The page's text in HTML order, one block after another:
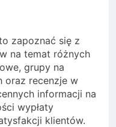
zapoznać się z
na temat różnych
grupy na
oraz recenzje w
informacji na
wypłaty
klientów.